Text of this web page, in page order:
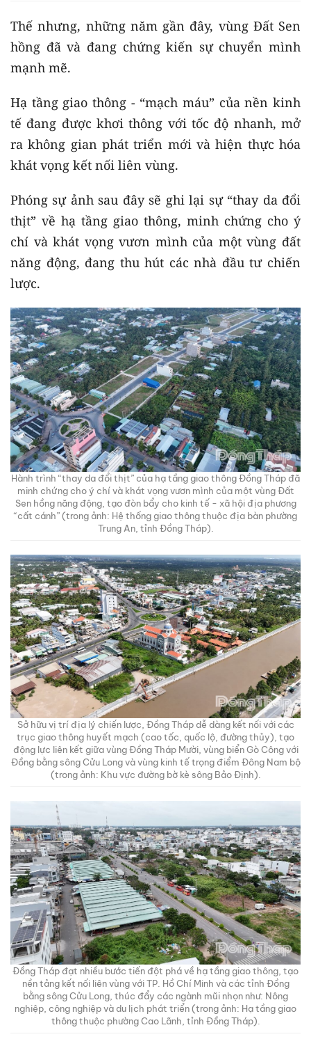
Thế nhưng, những năm gần đây, vùng Đất Sen
hồng đã và đang chứng kiến sự chuyển mình
mạnh mẽ.
Hạ tầng giao thông - “mạch máu” của nền kinh
tế đang được khơi thông với tốc độ nhanh, mở
ra không gian phát triển mới và hiện thực hóa
khát vọng kết nối liên vùng.
Phóng sự ảnh sau đây sẽ ghi lại sự “thay da đổi
thịt” về hạ tầng giao thông, minh chứng cho ý
chí và khát vọng vươn mình của một vùng đất
năng động, đang thu hút các nhà đầu tư chiến
lược.
Hành trình “thay da đổi thịt” của hạ tầng giao thông Đồng Tháp đã
minh chứng cho ý chí và khát vọng vươn mình của một vùng Đất
Sen hồng năng động, tạo đòn bẩy cho kinh tế - xã hội địa phương
“cất cánh” (trong ảnh: Hệ thống giao thông thuộc địa bàn phường
Trung An, tỉnh Đồng Tháp).
Sở hữu vị trí địa lý chiến lược, Đồng Tháp dễ dàng kết nối với các
trục giao thông huyết mạch (cao tốc, quốc lộ, đường thủy), tạo
động lực liên kết giữa vùng Đồng Tháp Mười, vùng biển Gò Công với
Đồng bằng sông Cửu Long và vùng kinh tế trọng điểm Đông Nam bộ
(trong ảnh: Khu vực đường bờ kè sông Bảo Định).
Đồng Tháp đạt nhiều bước tiến đột phá về hạ tầng giao thông, tạo
nền tảng kết nối liên vùng với TP. Hồ Chí Minh và các tỉnh Đồng
bằng sông Cửu Long, thúc đẩy các ngành mũi nhọn như: Nông
nghiệp, công nghiệp và du lịch phát triển (trong ảnh: Hạ tầng giao
thông thuộc phường Cao Lãnh, tỉnh Đồng Tháp).